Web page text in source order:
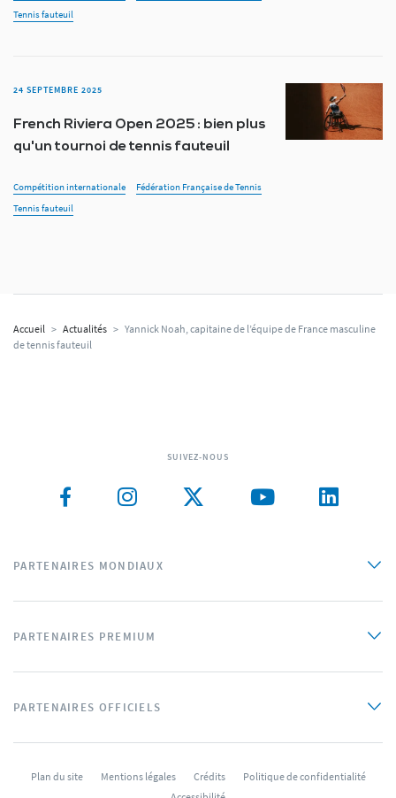
Tennis fauteuil
24 SEPTEMBRE 2025
French Riviera Open 2025 : bien plus
qu'un tournoi de tennis fauteuil
Compétition internationale
Fédération Française de Tennis
Tennis fauteuil
Accueil > Actualités > Yannick Noah, capitaine de l’équipe de France masculine
de tennis fauteuil
SUIVEZ-NOUS
PARTENAIRES MONDIAUX
PARTENAIRES PREMIUM
PARTENAIRES OFFICIELS
Plan du site Mentions légales Crédits
Politique de confidentialité